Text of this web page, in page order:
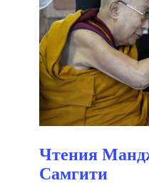
Чтения
Самгити